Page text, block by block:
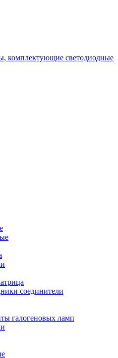
комплектующие светодиодные
соединители
галогеновых ламп